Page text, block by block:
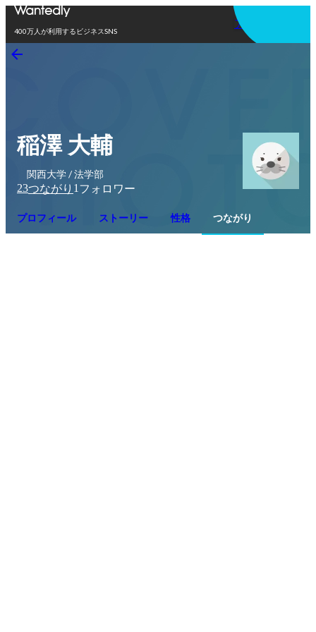
400万人が利用するビジネスSNS
アプリを使う
稲澤 大輔
関西大学 / 法学部
23つながり 1 フォロワー
プロフィール ストーリー 性格 つながり